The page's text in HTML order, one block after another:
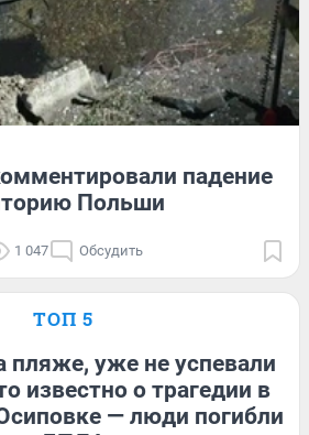
падение
Польши
1 047 Обсудить
ТОП 5
пляже, уже не успевали
известно о трагедии в
— люди погибли